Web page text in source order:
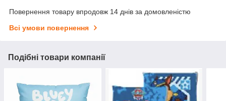
Повернення товару впродовж 14 днів за домовленістю
Всі умови повернення
Подібні товари компанії